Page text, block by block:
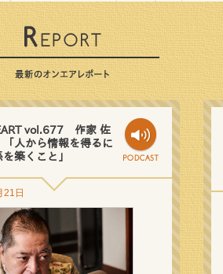
vol.677 作家 佐
人から情報を得るに
築くこと」
21日